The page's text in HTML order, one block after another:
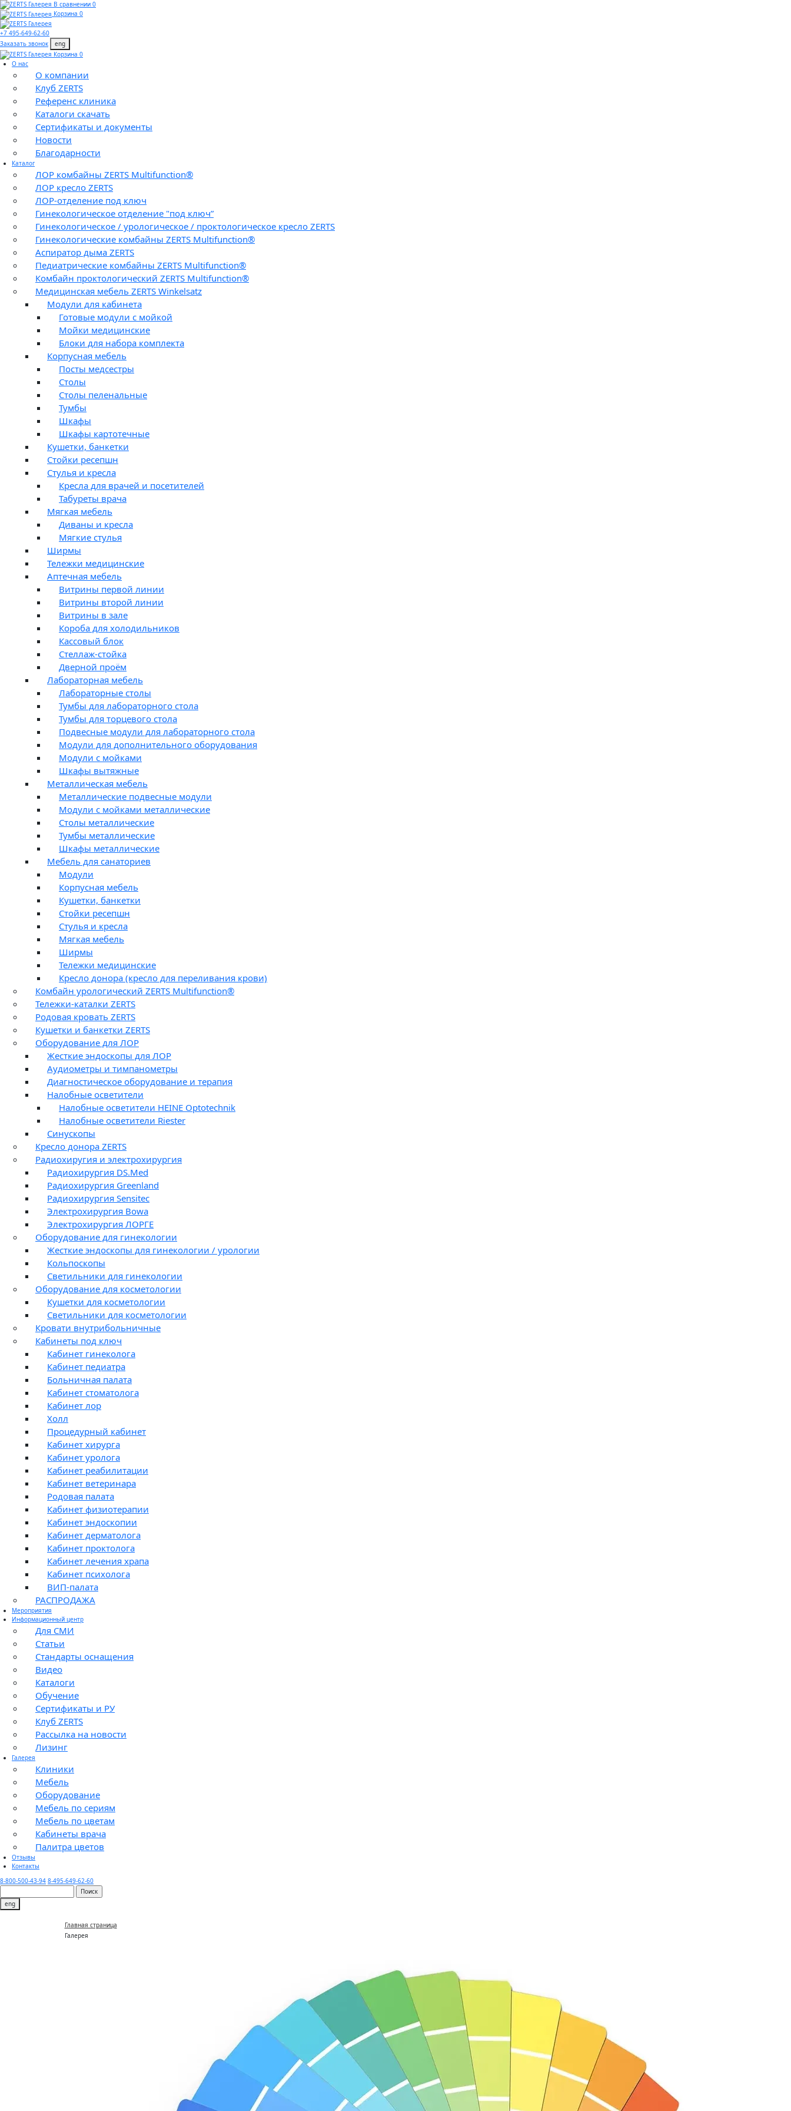
В сравнении 0
Корзина 0
+7 495-649-62-60
Заказать звонок
eng
Корзина 0
О нас
О компании
Клуб ZERTS
Референс клиника
Каталоги скачать
Сертификаты и документы
Новости
Благодарности
Каталог
ЛОР комбайны ZERTS Multifunction®
ЛОР кресло ZERTS
ЛОР-отделение под ключ
Гинекологическое отделение "под ключ”
Гинекологическое / урологическое / проктологическое кресло ZERTS
Гинекологические комбайны ZERTS Multifunction®
Аспиратор дыма ZERTS
Педиатрические комбайны ZERTS Multifunction®
Комбайн проктологический ZERTS Multifunction®
Медицинская мебель ZERTS Winkelsatz
Модули для кабинета
Готовые модули с мойкой
Мойки медицинские
Блоки для набора комплекта
Корпусная мебель
Посты медсестры
Столы
Столы пеленальные
Тумбы
Шкафы
Шкафы картотечные
Кушетки, банкетки
Стойки ресепшн
Стулья и кресла
Кресла для врачей и посетителей
Табуреты врача
Мягкая мебель
Диваны и кресла
Мягкие стулья
Ширмы
Тележки медицинские
Аптечная мебель
Витрины первой линии
Витрины второй линии
Витрины в зале
Короба для холодильников
Кассовый блок
Стеллаж-стойка
Дверной проём
Лабораторная мебель
Лабораторные столы
Тумбы для лабораторного стола
Тумбы для торцевого стола
Подвесные модули для лабораторного стола
Модули для дополнительного оборудования
Модули с мойками
Шкафы вытяжные
Металлическая мебель
Металлические подвесные модули
Модули с мойками металлические
Столы металлические
Тумбы металлические
Шкафы металлические
Мебель для санаториев
Модули
Корпусная мебель
Кушетки, банкетки
Стойки ресепшн
Стулья и кресла
Мягкая мебель
Ширмы
Тележки медицинские
Кресло донора (кресло для переливания крови)
Комбайн урологический ZERTS Multifunction®
Тележки-каталки ZERTS
Родовая кровать ZERTS
Кушетки и банкетки ZERTS
Оборудование для ЛОР
Жесткие эндоскопы для ЛОР
Аудиометры и тимпанометры
Диагностическое оборудование и терапия
Налобные осветители
Налобные осветители HEINE Optotechnik
Налобные осветители Riester
Синускопы
Кресло донора ZERTS
Радиохиругия и электрохирургия
Радиохирургия DS.Med
Радиохирургия Greenland
Радиохирургия Sensitec
Электрохирургия Bowa
Электрохирургия ЛОРГЕ
Оборудование для гинекологии
Жесткие эндоскопы для гинекологии / урологии
Кольпоскопы
Светильники для гинекологии
Оборудование для косметологии
Кушетки для косметологии
Светильники для косметологии
Кровати внутрибольничные
Кабинеты под ключ
Кабинет гинеколога
Кабинет педиатра
Больничная палата
Кабинет стоматолога
Кабинет лор
Холл
Процедурный кабинет
Кабинет хирурга
Кабинет уролога
Кабинет реабилитации
Кабинет ветеринара
Родовая палата
Кабинет физиотерапии
Кабинет эндоскопии
Кабинет дерматолога
Кабинет проктолога
Кабинет лечения храпа
Кабинет психолога
ВИП-палата
РАСПРОДАЖА
Мероприятия
Информационный центр
Для СМИ
Статьи
Стандарты оснащения
Видео
Каталоги
Обучение
Сертификаты и РУ
Клуб ZERTS
Рассылка на новости
Лизинг
Галерея
Клиники
Мебель
Оборудование
Мебель по сериям
Мебель по цветам
Кабинеты врача
Палитра цветов
Отзывы
Контакты
8-800-500-43-94 8-495-649-62-60
eng
Главная страница
Галерея